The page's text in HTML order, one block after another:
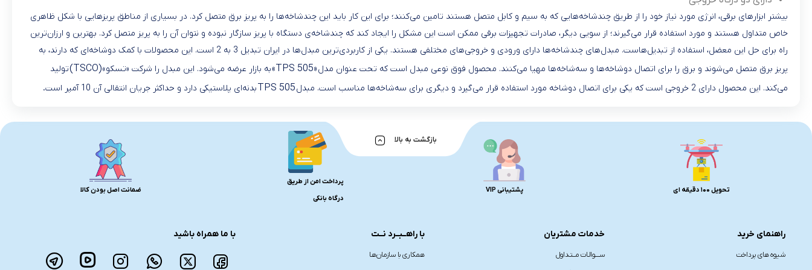
بیشتر ابزارهای برقی، انرژی مورد نیاز خود را از طریق چندشاخه‌هایی که به سیم و کابل متصل هستند تامین می‌کنند؛ برای این کار باید این چندشاخه‌ها را به پریز برق متصل کرد. در بسیاری از مناطق پریزهایی با شکل ظاهری
خاص متداول هستند و مورد استفاده قرار می‌گیرند؛ از سویی دیگر، صادرات تجهیزات برقی ممکن است این مشکل را ایجاد کند که چندشاخه‌ی دستگاه با پریز سازگار نبوده و نتوان آن را به پریز متصل کرد. بهترین و ارزان‌ترین
راه برای حل این معضل، استفاده از تبدیل‌هاست. مبدل‌های چندشاخه‌ها دارای ورودی و خروجی‌های مختلفی هستند. یکی از کاربردی‌ترین مبدل‌ها در ایران تبدیل 3 به 2 است. این محصولات با کمک دوشاخه‌ای که دارند، به
پریز برق متصل می‌شوند و برق را برای اتصال دوشاخه‌ها و سه‌شاخه‌ها مهیا می‌کنند. محصول فوق نوعی مبدل است که تحت عنوان مدل«TPS 505»به بازار عرضه می‌شود. این مبدل را شرکت «تسکو»(TSCO)تولید
می‌کند. این محصول دارای 2 خروجی است که یکی برای اتصال دوشاخه مورد استفاده قرار می‌گیرد و دیگری برای سه‌شاخه‌ها مناسب است. مبدل
TPS 505 بدنه‌ای پلاستیکی دارد و حداکثر جریان انتقالی آن 10 آمپر است .
بازگشت به بالا
تحویل 100 دقیقه ای پشتیبانی VIP
پرداخت امن از طریق
درگاه بانکی
ضمانت اصل بودن کالا
راهنمای خرید
شیوه های پرداخت
خدمات مشتریان
ســــوالـات مــتـداول
با راهــبــرد نــت
همکاری با سازمان‌هـا
با ما همراه باشید